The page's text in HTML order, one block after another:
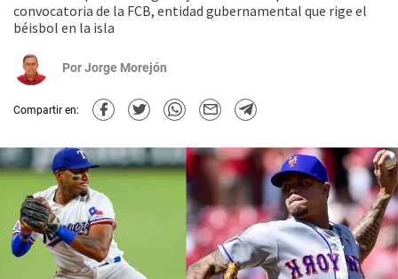
convocatoria de la FCB, entidad gubernamental que rige el
béisbol en la isla
PorJorge Morejón
Compartir en: